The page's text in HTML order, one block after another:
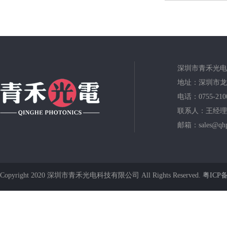
深圳市青禾光
地址：深圳市
电话：0755-
联系人：王经理
邮箱：
Copyright 2020 深圳市青禾光电科技有限公司 All Rights Reserved. 粤ICP